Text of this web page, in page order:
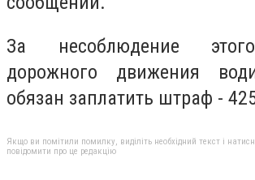
За несоблюдение
дорожного движения
обязан заплатить штраф -
Якщо ви помітили помилку, виділіть необхідний текст і
повідомити про це редакцію